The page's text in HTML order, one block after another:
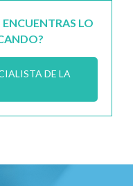
ENCUENTRAS LO
DE LA